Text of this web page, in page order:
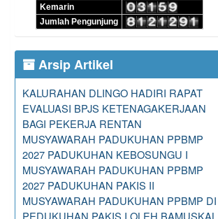
Kemarin
Jumlah Pengunjung
Arsip Artikel
KALURAHAN DLINGO HADIRI RAPAT
EVALUASI BPJS KETENAGAKERJAAN
BAGI PEKERJA RENTAN
MUSYAWARAH PADUKUHAN PPBMP
2027 PADUKUHAN KEBOSUNGU I
MUSYAWARAH PADUKUHAN PPBMP
2027 PADUKUHAN PAKIS II
MUSYAWARAH PADUKUHAN PPBMP DI
PEDUKUHAN PAKIS I OLEH BAMUSKAL